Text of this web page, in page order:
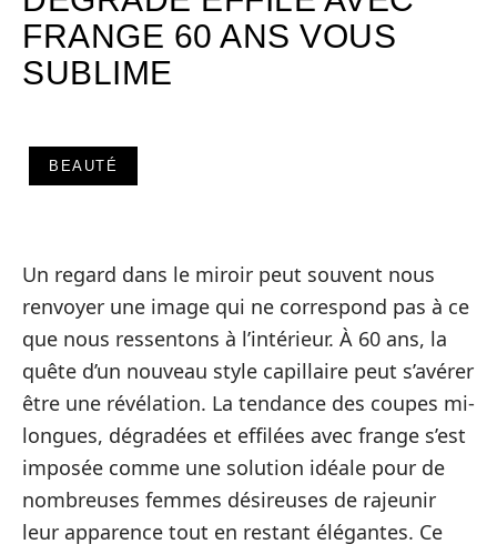
FRANGE 60 ANS VOUS
SUBLIME
BEAUTÉ
Un regard dans le miroir peut souvent nous
renvoyer une image qui ne correspond pas à ce
que nous ressentons à l’intérieur. À 60 ans, la
quête d’un nouveau style capillaire peut s’avérer
être une révélation. La tendance des coupes mi-
longues, dégradées et effilées avec frange s’est
imposée comme une solution idéale pour de
nombreuses femmes désireuses de rajeunir
leur apparence tout en restant élégantes. Ce